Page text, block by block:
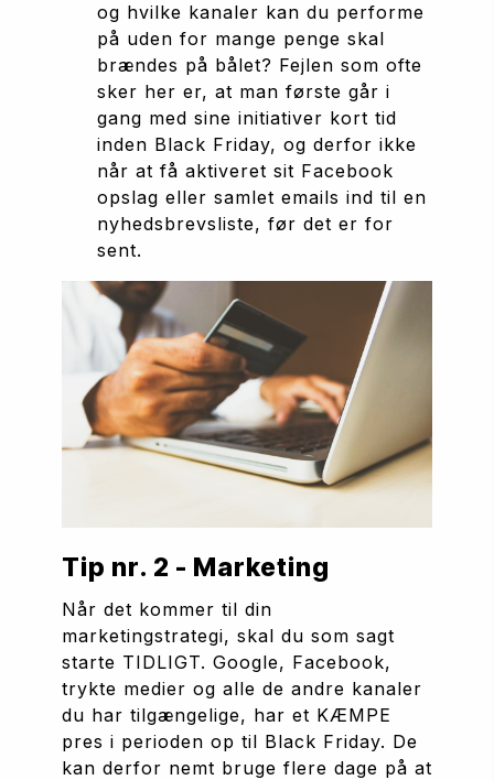
og hvilke kanaler kan du performe
på uden for mange penge skal
brændes på bålet? Fejlen som ofte
sker her er, at man første går i
gang med sine initiativer kort tid
inden Black Friday, og derfor ikke
når at få aktiveret sit Facebook
opslag eller samlet emails ind til en
nyhedsbrevsliste, før det er for
sent.
Tip nr. 2 - Marketing
Når det kommer til din
marketingstrategi, skal du som sagt
starte TIDLIGT. Google, Facebook,
trykte medier og alle de andre kanaler
du har tilgængelige, har et KÆMPE
pres i perioden op til Black Friday. De
kan derfor nemt bruge flere dage på at